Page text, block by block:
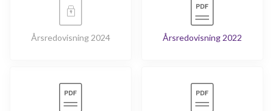
Årsredovisning 2024 Årsredovisning 2022